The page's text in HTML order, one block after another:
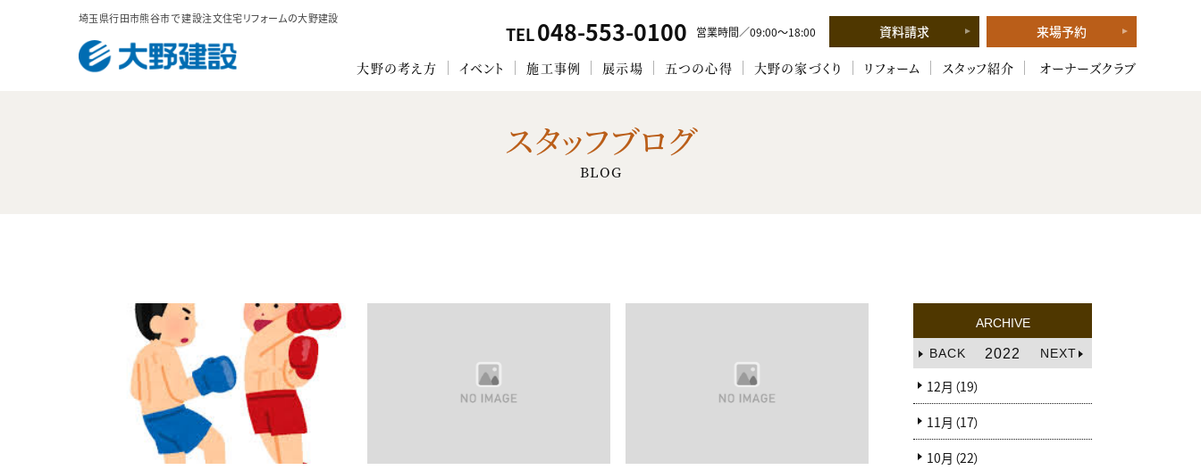
埼玉県行田市熊谷市で建設注文住宅リフォームの大野建設
TEL048-553-0100 営業時間／09:00〜18:00 資料請求 来場予約
大野の考え方 イベント 施工事例 展示場 五つの心得 大野の家づくり リフォーム スタッフ紹介 オーナーズクラブ
スタッフブログ
BLOG
ARCHIVE
BACK 2022 NEXT
12月（19）
11月（17）
10月（22）